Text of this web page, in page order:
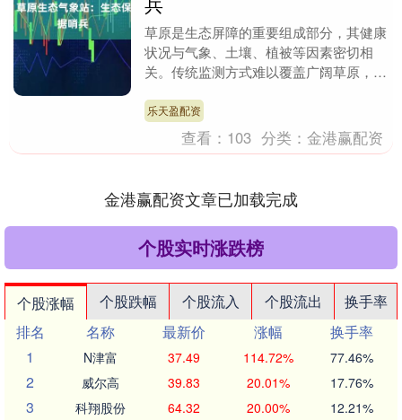
草原是生态屏障的重要组成部分，其健康
状况与气象、土壤、植被等因素密切相
关。传统监测方式难以覆盖广阔草原，且
生态气象站针对性适....
乐天盈配资
查看： 103 分类：金港赢配资
金港赢配资文章已加载完成
个股实时涨跌榜
个股涨幅 个股跌幅 个股流入 个股流出
换手率
排名
名称 最新价 涨幅
换手率
1
N津富 37.49 114.72% 77.46%
2 威尔高 39.83 20.01% 17.76%
3 科翔股份 64.32 20.00% 12.21%